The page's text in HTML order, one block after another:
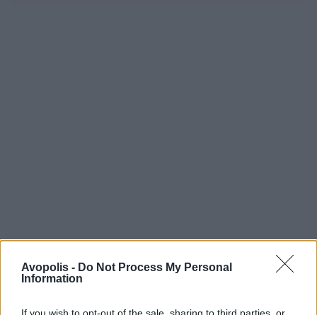
Avopolis - Do Not Process My Personal
Information